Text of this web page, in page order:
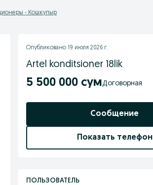
- Кошкупыр
Опубликовано 19 июля 2026 г.
Artel konditsioner 18lik
5 500 000 сум Договорная
Сообщение
Показать телефон
ПОЛЬЗОВАТЕЛЬ